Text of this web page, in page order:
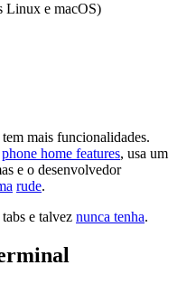
Linux e macOS)
mais funcionalidades.
phone home features, usa um
e o desenvolvedor
rude.
e talvez nunca tenha.